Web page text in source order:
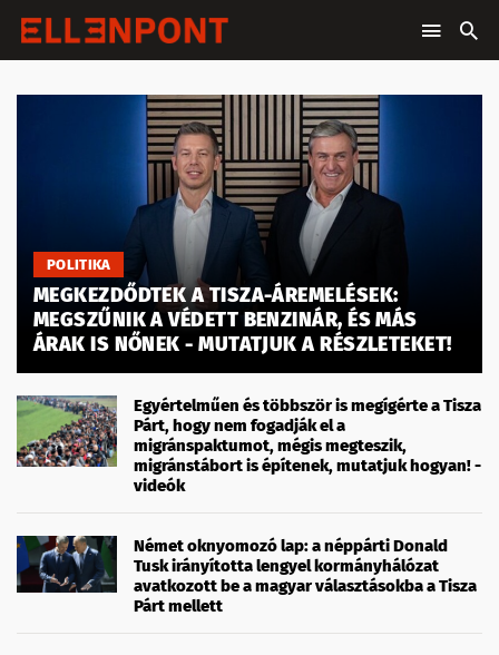
POLITIKA
MEGKEZDŐDTEK A TISZA-ÁREMELÉSEK:
MEGSZŰNIK A VÉDETT BENZINÁR, ÉS MÁS
ÁRAK IS NŐNEK - MUTATJUK A RÉSZLETEKET!
Egyértelműen és többször is megígérte a Tisza
Párt, hogy nem fogadják el a
migránspaktumot, mégis megteszik,
migránstábort is építenek, mutatjuk hogyan! -
videók
Német oknyomozó lap: a néppárti Donald
Tusk irányította lengyel kormányhálózat
avatkozott be a magyar választásokba a Tisza
Párt mellett